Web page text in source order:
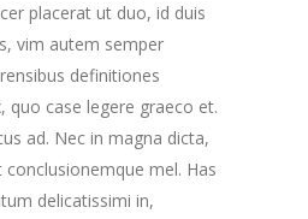
placerat ut duo, id duis
vim autem semper
definitiones
quo case legere graeco et.
ad. Nec in magna dicta,
mel. Has
delicatissimi in,